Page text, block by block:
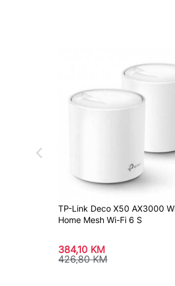
TP-Link Deco X50 AX3000
Home Mesh Wi-Fi 6 S
384,10 KM
426,80KM